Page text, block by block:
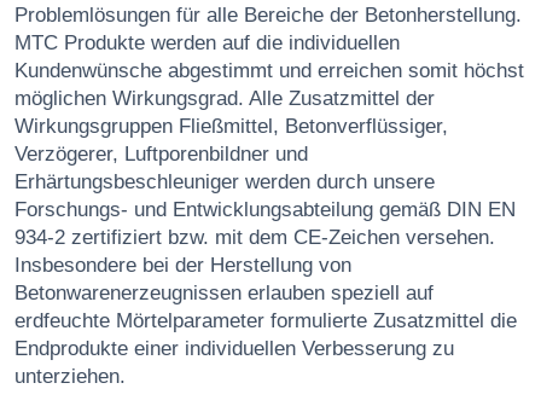
Problemlösungen für alle Bereiche der Betonherstellung.
MTC Produkte werden auf die individuellen
Kundenwünsche abgestimmt und erreichen somit höchst
möglichen Wirkungsgrad. Alle Zusatzmittel der
Wirkungsgruppen Fließmittel, Betonverflüssiger,
Verzögerer, Luftporenbildner und
Erhärtungsbeschleuniger werden durch unsere
Forschungs- und Entwicklungsabteilung gemäß DIN EN
934-2 zertifiziert bzw. mit dem CE-Zeichen versehen.
Insbesondere bei der Herstellung von
Betonwarenerzeugnissen erlauben speziell auf
erdfeuchte Mörtelparameter formulierte Zusatzmittel die
Endprodukte einer individuellen Verbesserung zu
unterziehen.